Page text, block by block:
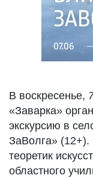
В воскресенье,
«Заварка»
экскурсию в
ЗаВолга» (12+).
теоретик
областного